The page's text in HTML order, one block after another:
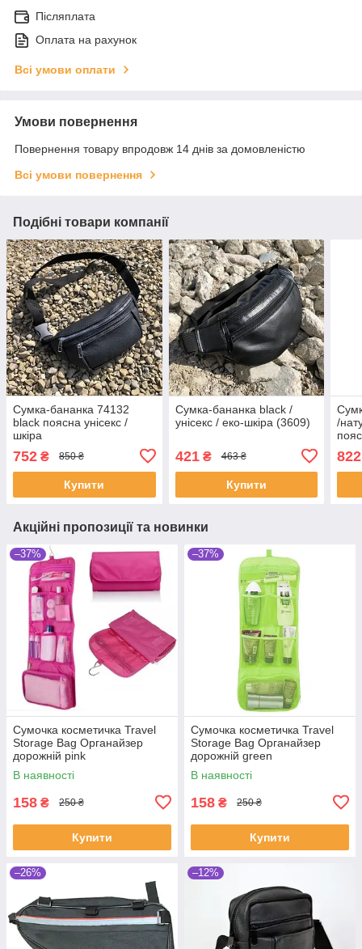
Післяплата
Оплата на рахунок
Всі умови оплати
Умови повернення
Повернення товару впродовж 14 днів за домовленістю
Всі умови повернення
Подібні товари компанії
Сумка-бананка 74132
black поясна унісекс /
шкіра
752 ₴ 850 ₴
Купити
Сумка-бананка black /
унісекс / еко-шкіра (3609)
421₴ 463 ₴
Купити
/
822
Акційні пропозиції та новинки
–37%
Сумочка косметичка Travel
Storage Bag Органайзер
дорожній pink
В наявності
158 ₴ 250 ₴
Купити
–37%
Сумочка косметичка Travel
Storage Bag Органайзер
дорожній green
В наявності
158 ₴ 250 ₴
Купити
–26% –12%